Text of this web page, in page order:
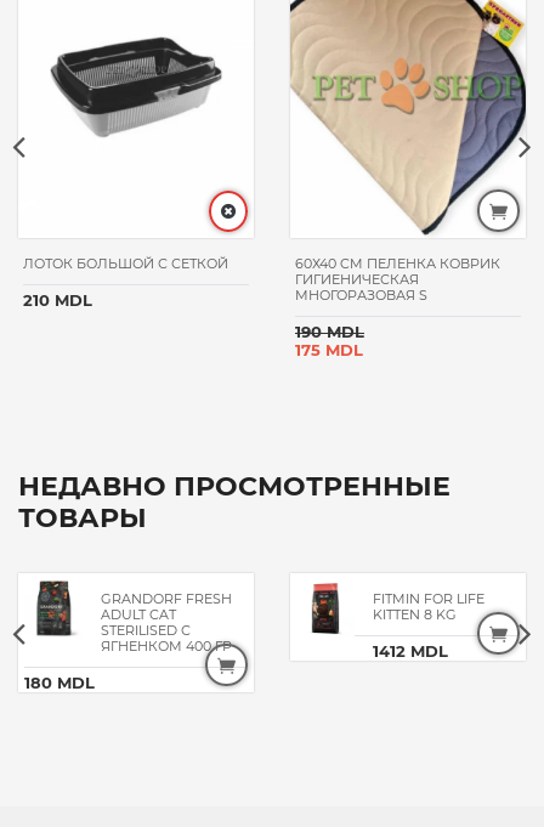
ЛОТОК БОЛЬШОЙ С СЕТКОЙ
210 MDL
60Х40 CM ПЕЛЕНКА КОВРИК
ГИГИЕНИЧЕСКАЯ
МНОГОРАЗОВАЯ S
190 MDL
175 MDL
НЕДАВНО ПРОСМОТРЕННЫЕ
ТОВАРЫ
GRANDORF FRESH
ADULT CAT
STERILISED С
ЯГНЕНКОМ 400 ГР
180 MDL
FITMIN FOR LIFE
KITTEN 8 KG
1412 MDL